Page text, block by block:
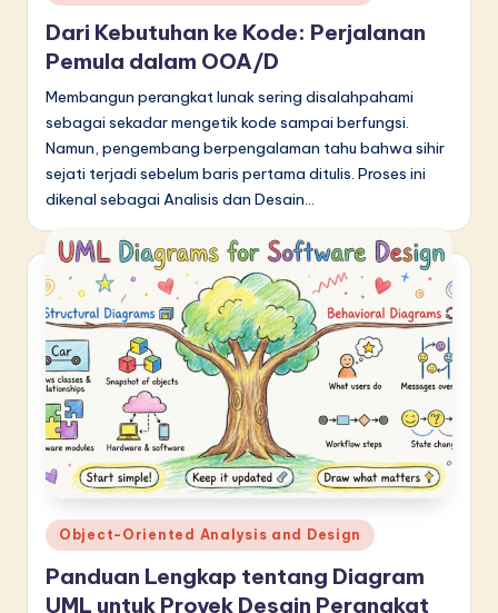
in
Dari Kebutuhan ke Kode: Perjalanan
Pemula dalam OOA/D
Membangun perangkat lunak sering disalahpahami
sebagai sekadar mengetik kode sampai berfungsi.
Namun, pengembang berpengalaman tahu bahwa sihir
sejati terjadi sebelum baris pertama ditulis. Proses ini
dikenal sebagai Analisis dan Desain…
Posted
in
Object-Oriented Analysis and Design
Panduan Lengkap tentang Diagram
UML untuk Proyek Desain Perangkat